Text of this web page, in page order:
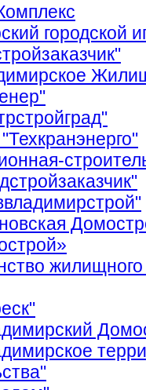
городской